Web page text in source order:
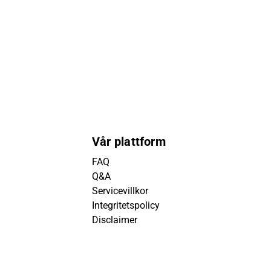
Vår plattform
FAQ
Q&A
Servicevillkor
Integritetspolicy
Disclaimer